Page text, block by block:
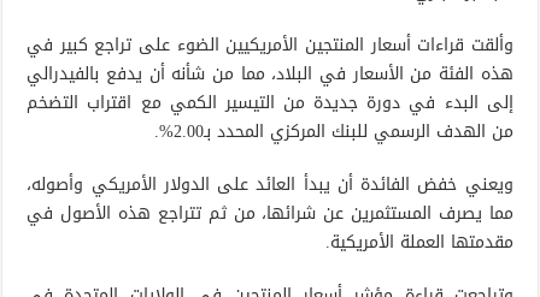
وألقت قراءات أسعار المنتجين الأمريكيين الضوء على تراجع كبير في
هذه الفئة من الأسعار في البلاد، مما من شأنه أن يدفع بالفيدرالي
إلى البدء في دورة جديدة من التيسير الكمي مع اقتراب التضخم
من الهدف الرسمي للبنك المركزي المحدد بـ2.00%.
ويعني خفض الفائدة أن يبدأ العائد على الدولار الأمريكي وأصوله،
مما يصرف المستثمرين عن شرائها، من ثم تتراجع هذه الأصول في
مقدمتها العملة الأمريكية.